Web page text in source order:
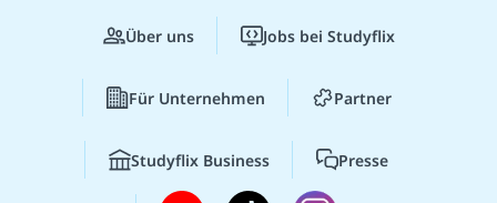
Über uns Jobs bei Studyflix
Für Unternehmen Partner
Studyflix Business Presse